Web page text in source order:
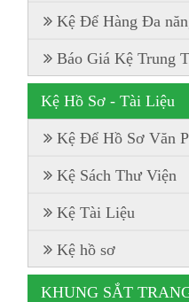
Kệ Để Hàng Đa
Báo Giá Kệ Trung
Kệ Hồ Sơ - Tài Liệu
Kệ Để Hồ Sơ Văn
Kệ Sách Thư Viện
Kệ Tài Liệu
Kệ hồ sơ
KHUNG SẮT